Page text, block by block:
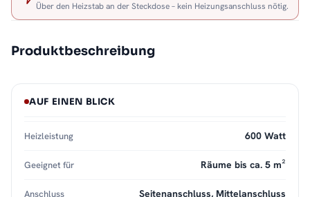
Über den Heizstab an der Steckdose – kein Heizungsanschluss nötig.
Produktbeschreibung
AUF EINEN BLICK
Heizleistung 600 Watt
Geeignet für Räume bis ca. 5 m²
Anschluss Seitenanschluss, Mittelanschluss